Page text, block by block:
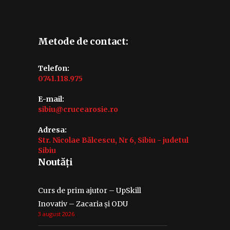
Metode de contact:
Telefon:
0741.118.975
E-mail:
sibiu@crucearosie.ro
Adresa:
Str. Nicolae Bălcescu, Nr 6, Sibiu - judetul
Sibiu
Noutăți
Curs de prim ajutor – UpSkill
Inovativ – Zacaria și ODU
3 august 2026